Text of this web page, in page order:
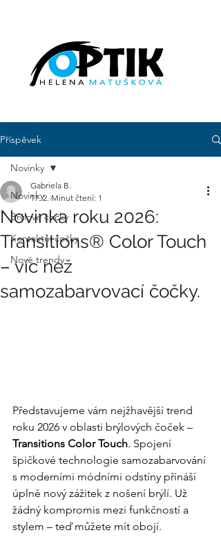
Příspěvek
Novinky
Brýlové čočky
Kontaktní čočky
Nové trendy
Novinky
Novinka roku 2026:
Transitions® Color Touch
– víc než
samozabarvovací čočky.
Gabriela B.
17. 2. Minut čtení: 1
Představujeme vám nejžhavější trend
roku 2026 v oblasti brýlových čoček –
Transitions Color Touch. Spojení
špičkové technologie samozabarvování
s moderními módními odstíny přináší
úplně nový zážitek z nošení brýlí. Už
žádný kompromis mezi funkčností a
stylem – teď můžete mít obojí.